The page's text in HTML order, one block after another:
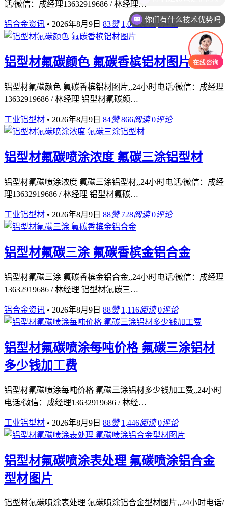
话/微信：成经理13632919686 / 林经理…
铝合金资讯 • 2026年8月9日 83赞 1,006阅读 0评论
铝型材氟碳颜色 氟碳香槟铝材图片
铝型材氟碳颜色 氟碳香槟铝材图片,,24小时电话/微信：成经理
13632919686 / 林经理 铝型材氟碳颜…
工业铝型材 • 2026年8月9日 84赞 866阅读 0评论
铝型材氟碳喷涂浓度 氟碳三涂铝型材
铝型材氟碳喷涂浓度 氟碳三涂铝型材,,24小时电话/微信：成经
理13632919686 / 林经理 铝型材氟碳…
工业铝型材 • 2026年8月9日 88赞 728阅读 0评论
铝型材氟碳三涂 氟碳香槟金铝合金
铝型材氟碳三涂 氟碳香槟金铝合金,,24小时电话/微信：成经理
13632919686 / 林经理 铝型材氟碳三…
铝合金资讯 • 2026年8月9日 88赞 1,116阅读 0评论
铝型材氟碳喷涂每吨价格 氟碳三涂铝材
多少钱加工费
铝型材氟碳喷涂每吨价格 氟碳三涂铝材多少钱加工费,,24小时
电话/微信：成经理13632919686 / 林经…
工业铝型材 • 2026年8月9日 88赞 1,446阅读 0评论
铝型材氟碳喷涂表处理 氟碳喷涂铝合金
型材图片
铝型材氟碳喷涂表处理 氟碳喷涂铝合金型材图片,,24小时电话/
你们有什么技术优势吗